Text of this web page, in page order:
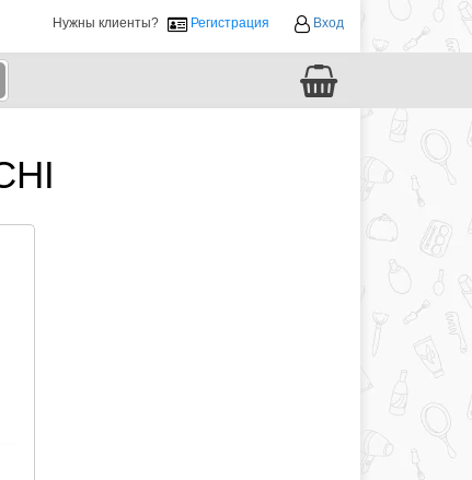
Нужны клиенты? Регистрация Вход